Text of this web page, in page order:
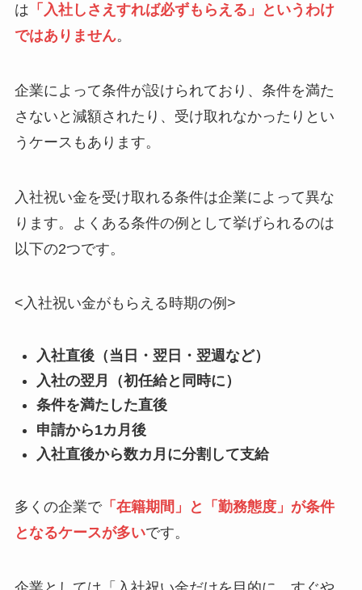
は 「入社しさえすれば必ずもらえる」というわけ
ではありません。
企業によって条件が設けられており、条件を満た
さないと減額されたり、受け取れなかったりとい
うケースもあります。
入社祝い金を受け取れる条件は企業によって異な
ります。よくある条件の例として挙げられるのは
以下の2つです。
<入社祝い金がもらえる時期の例>
入社直後（当日・翌日・翌週など）
入社の翌月（初任給と同時に）
条件を満たした直後
申請から1カ月後
入社直後から数カ月に分割して支給
多くの企業で「在籍期間」と「勤務態度」が条件
となるケースが多いです。